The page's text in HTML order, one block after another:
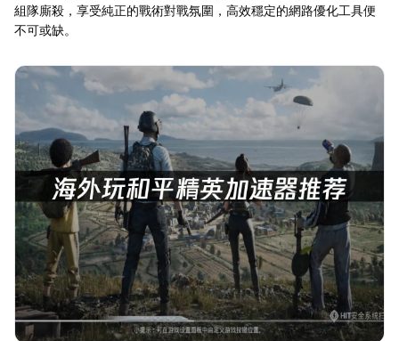
組隊廝殺，享受純正的戰術對戰氛圍，高效穩定的網路優化工具便
不可或缺。